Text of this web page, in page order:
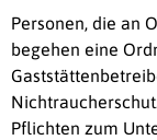
Personen, die an
begehen eine
Pflichten zum